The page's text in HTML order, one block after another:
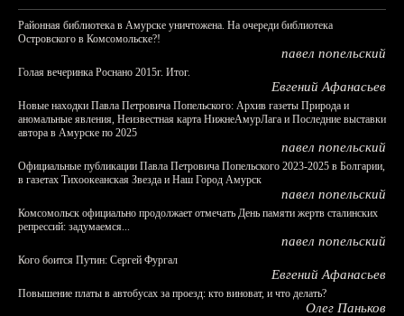
Районная библиотека в Амурске уничтожена. На очереди библиотека
Островского в Комсомольске?!
павел попельский
Голая вечеринка Роснано 2015г. Итог.
Евгений Афанасьев
Новые находки Павла Петровича Попельского: Архив газеты Природа и
аномальные явления, Неизвестная карта НижнеАмурЛага и Последние выставки
автора в Амурске по 2025
павел попельский
Официальные публикации Павла Петровича Попельского 2023-2025 в Болгарии,
в газетах Тихоокеанская Звезда и Наш Город Амурск
павел попельский
Комсомольск официально продолжает отмечать День памяти жертв сталинских
репрессий: задумаемся...
павел попельский
Кого боится Путин: Сергей Фургал
Евгений Афанасьев
Повышение платы в автобусах за проезд: кто виноват, и что делать?
Олег Паньков